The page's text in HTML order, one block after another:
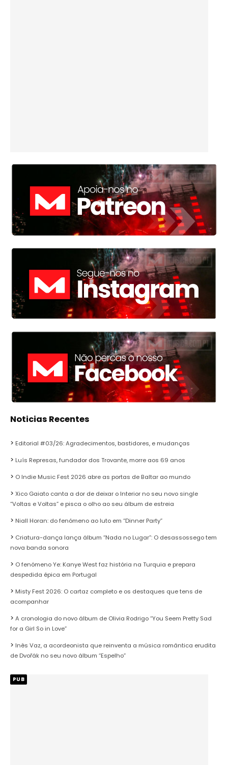
Noticias Recentes
Editorial #03/26: Agradecimentos, bastidores, e mudanças
Luís Represas, fundador dos Trovante, morre aos 69 anos
O Indie Music Fest 2026 abre as portas de Baltar ao mundo
Xico Gaiato canta a dor de deixar o Interior no seu novo single
“Voltas e Voltas” e pisca o olho ao seu álbum de estreia
Niall Horan: do fenómeno ao luto em “Dinner Party”
Criatura-dança lança álbum “Nada no Lugar”: O desassossego tem
nova banda sonora
O fenómeno Ye: Kanye West faz história na Turquia e prepara
despedida épica em Portugal
Misty Fest 2026: O cartaz completo e os destaques que tens de
acompanhar
A cronologia do novo álbum de Olivia Rodrigo “You Seem Pretty Sad
for a Girl So in Love”
Inês Vaz, a acordeonista que reinventa a música romântica erudita
de Dvořák no seu novo álbum “Espelho”
PUB